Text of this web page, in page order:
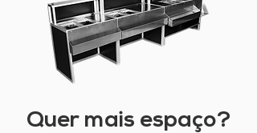
Quer mais espaço?